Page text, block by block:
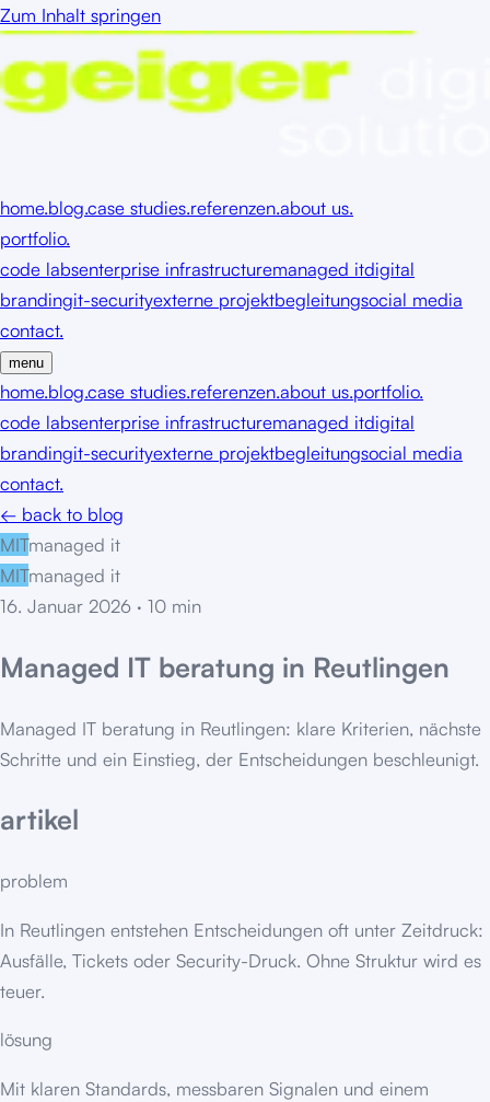
Zum Inhalt springen
home.blog.case studies.referenzen.about us.
portfolio.
code labsenterprise infrastructuremanaged itdigital
brandingit-securityexterne projektbegleitungsocial media
contact.
menu
home.blog.case studies.referenzen.about us.portfolio.
code labsenterprise infrastructuremanaged itdigital
brandingit-securityexterne projektbegleitungsocial media
contact.
← back to blog
MITmanaged it
MITmanaged it
16. Januar 2026 · 10 min
Managed IT beratung in Reutlingen
Managed IT beratung in Reutlingen: klare Kriterien, nächste
Schritte und ein Einstieg, der Entscheidungen beschleunigt.
artikel
problem
In Reutlingen entstehen Entscheidungen oft unter Zeitdruck:
Ausfälle, Tickets oder Security-Druck. Ohne Struktur wird es
teuer.
lösung
Mit klaren Standards, messbaren Signalen und einem